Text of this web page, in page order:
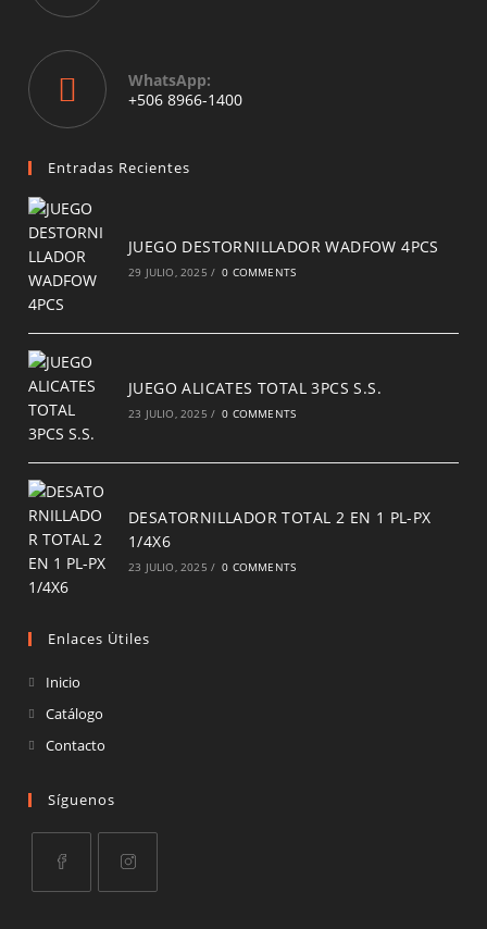
WhatsApp:
+506 8966-1400Opens
Entradas Recientes
JUEGO DESTORNILLADOR WADFOW 4PCS
29 JULIO, 2025 / 0 COMMENTS
JUEGO ALICATES TOTAL 3PCS S.S.
23 JULIO, 2025 / 0 COMMENTS
DESATORNILLADOR TOTAL 2 EN 1 PL-PX
1/4X6
23 JULIO, 2025 / 0 COMMENTS
Enlaces Útiles
Inicio
Catálogo
Contacto
Síguenos